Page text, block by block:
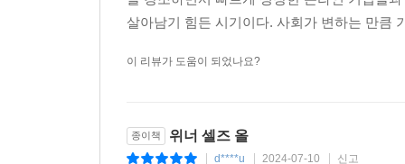
살아남기 힘든 시기이다. 사회가 변하는 만큼
이 리뷰가 도움이 되었나요?
종이책 위너 셀즈 올
d****u 2024-07-10 신고